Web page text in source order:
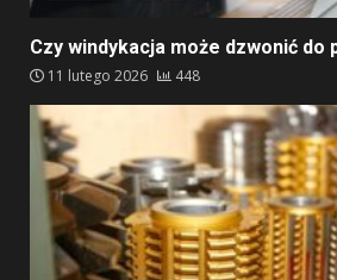
Czy windykacja może dzwonić do
11 lutego 2026 448